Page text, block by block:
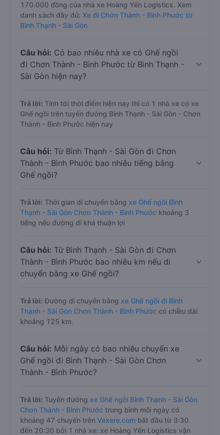
170.000 đồng của nhà xe Hoàng Yến Logistics. Xem
danh sách đầy đủ: Xe đi Chơn Thành - Bình Phước từ
Bình Thạnh - Sài Gòn
Câu hỏi: Có bao nhiêu nhà xe có Ghế ngồi
đi Chơn Thành - Bình Phước từ Bình Thạnh -
Sài Gòn hiện nay?
Trả lời: Tính tới thời điểm hiện nay thì có 1 nhà xe có xe
Ghế ngồi trên tuyến đường Bình Thạnh - Sài Gòn - Chơn
Thành - Bình Phước hiện nay
Câu hỏi: Từ Bình Thạnh - Sài Gòn đi Chơn
Thành - Bình Phước bao nhiêu tiếng bằng
Ghế ngồi?
Trả lời: Thời gian di chuyển bằng xe Ghế ngồi Bình
Thạnh - Sài Gòn Chơn Thành - Bình Phước khoảng 3
tiếng nếu đường đi khá thuận lợi
Câu hỏi: Từ Bình Thạnh - Sài Gòn đi Chơn
Thành - Bình Phước bao nhiêu km nếu di
chuyển bằng xe Ghế ngồi?
Trả lời: Đường di chuyển bằng xe Ghế ngồi đi Bình
Thạnh - Sài Gòn Chơn Thành - Bình Phước có chiều dài
khoảng 125 km.
Câu hỏi: Mỗi ngày có bao nhiêu chuyến xe
Ghế ngồi đi Bình Thạnh - Sài Gòn Chơn
Thành - Bình Phước?
Trả lời: Tuyến đường xe Ghế ngồi Bình Thạnh - Sài Gòn
Chơn Thành - Bình Phước trung bình mỗi ngày có
khoảng 47 chuyến trên Vexere.com bắt đầu từ 3:30
đến 20:30 bởi 1 nhà xe: xe Hoàng Yến Logistics vận